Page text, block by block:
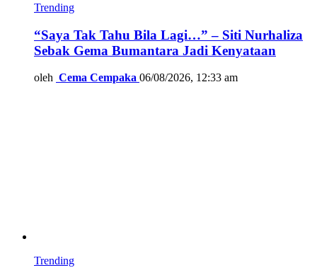
Trending
“Saya Tak Tahu Bila Lagi…” – Siti Nurhaliza
Sebak Gema Bumantara Jadi Kenyataan
oleh Cema Cempaka 06/08/2026, 12:33 am
Trending